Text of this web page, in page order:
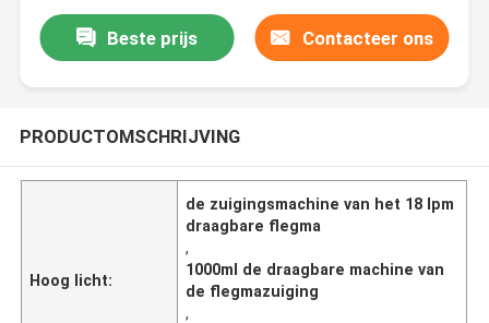
Beste prijs Contacteer ons
PRODUCTOMSCHRIJVING
Hoog licht:
de zuigingsmachine van het 18 lpm
draagbare flegma
,
1000ml de draagbare machine van
de flegmazuiging
,